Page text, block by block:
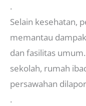
.
Selain kesehatan,
memantau
dan fasilitas
sekolah, rumah
persawahan
.